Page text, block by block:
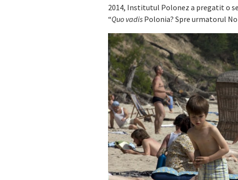
2014, Institutul Polonez a pregatit o
“Quo vadis Polonia? Spre urmatorul